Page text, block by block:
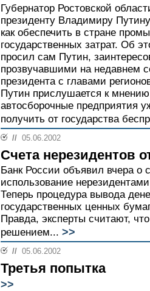
Губернатор Ростовской
президенту Владимиру
как обеспечить в стране
государственных затрат. Об
просил сам Путин,
прозвучавшими на недавнем
президента с главами
Путин прислушается к
автосборочные предприятия
получить от государства
// 05.06.2002
Счета нерезидентов
Банк России объявил вчера о
использование
Теперь процедура вывода
государственных ценных
Правда, эксперты считают,
решением... >>
// 05.06.2002
Третья попытка
>>